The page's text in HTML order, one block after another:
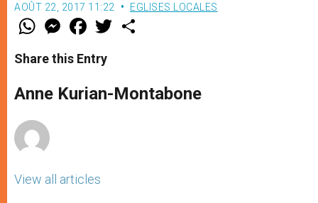
AOÛT 22, 2017 11:22 EGLISES LOCALES
W
t
s
p
p
M
e
s
e
g
e
F
a
e
b
o
k
w
r
Share this Entry
Anne Kurian-Montabone
View all articles